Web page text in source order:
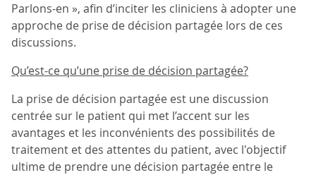
Parlons-en », afin d’inciter les cliniciens à adopter une
approche de prise de décision partagée lors de ces
discussions.
Qu’est-ce qu’une prise de décision partagée?
La prise de décision partagée est une discussion
centrée sur le patient qui met l’accent sur les
avantages et les inconvénients des possibilités de
traitement et des attentes du patient, avec l'objectif
ultime de prendre une décision partagée entre le